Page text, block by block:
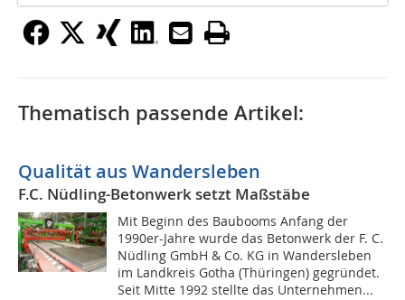
Thematisch passende Artikel:
Qualität aus Wandersleben
F.C. Nüdling-Betonwerk setzt Maßstäbe
Mit Beginn des Baubooms Anfang der
1990er-Jahre wurde das Betonwerk der F. C.
Nüdling GmbH & Co. KG in Wandersleben
im Landkreis Gotha (Thüringen) gegründet.
Seit Mitte 1992 stellte das Unternehmen...